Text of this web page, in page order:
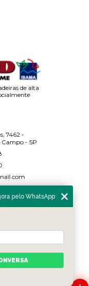
de alta
7462 -
- SP
pelo WhatsApp